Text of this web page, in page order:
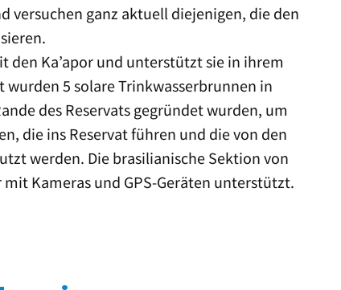
versuchen ganz aktuell diejenigen, die den
den Ka’apor und unterstützt sie in ihrem
5 solare Trinkwasserbrunnen in
des Reservats gegründet wurden, um
die ins Reservat führen und die von den
werden. Die brasilianische Sektion von
mit Kameras und GPS-Geräten unterstützt.